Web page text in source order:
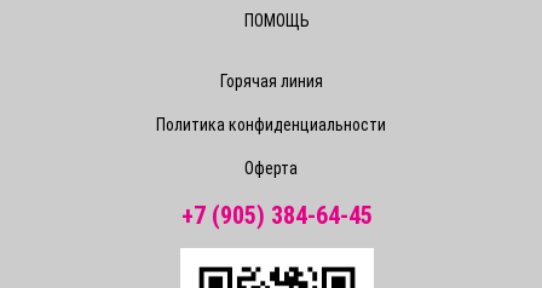
ПОМОЩЬ
Горячая линия
Политика конфиденциальности
Оферта
+7 (905) 384-64-45